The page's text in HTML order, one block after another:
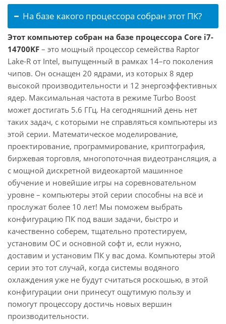
На базе какого процессора собран этот ПК?
Этот компьютер собран на базе процессора Core i7-
14700KF – это мощный процессор семейства Raptor
Lake-R от Intel, выпущенный в рамках 14–го поколения
чипов. Он оснащен 20 ядрами, из которых 8 ядер
высокой производительности и 12 энергоэффективных
ядер. Максимальная частота в режиме Turbo Boost
может достигать 5.6 ГГц. На сегодняшний день нет
таких задач, с которыми не справляться компьютеры из
этой серии. Математическое моделирование,
проектирование, программирование, криптография,
биржевая торговля, многопоточная видеотрансляция, а
с мощной дискретной видеокартой машинное
обучение и новейшие игры на соревновательном
уровне – компьютеры этой серии способны на всё и
прослужат более 10 лет! Мы поможем выбрать
конфигурацию ПК под ваши задачи, быстро и
качественно соберем, тщательно протестируем,
установим ОС и основной софт и, если нужно,
доставим и установим ПК у вас дома. Компьютеры этой
серии это тот случай, когда системы водяного
охлаждения уже не будут считаться роскошью, в этой
конфигурации они принесут ощутимую пользу и
помогут процессору достичь новых вершин
производительности.